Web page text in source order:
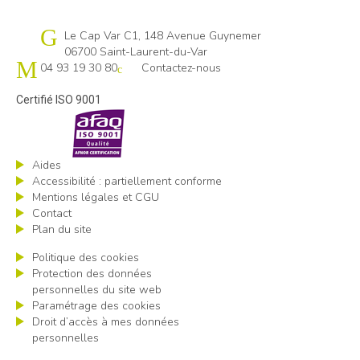
Cap emploi 06
Le Cap Var C1, 148 Avenue Guynemer
06700 Saint-Laurent-du-Var
04 93 19 30 80
Contactez-nous
Certifié ISO 9001
Aides
Accessibilité : partiellement conforme
Mentions légales et CGU
Contact
Plan du site
Politique des cookies
Protection des données
personnelles du site web
Paramétrage des cookies
Droit d’accès à mes données
personnelles